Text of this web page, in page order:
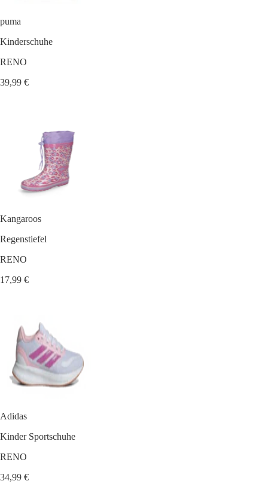
puma
Kinderschuhe
RENO
39,99 €
Kangaroos
Regenstiefel
RENO
17,99 €
Adidas
Kinder Sportschuhe
RENO
34,99 €